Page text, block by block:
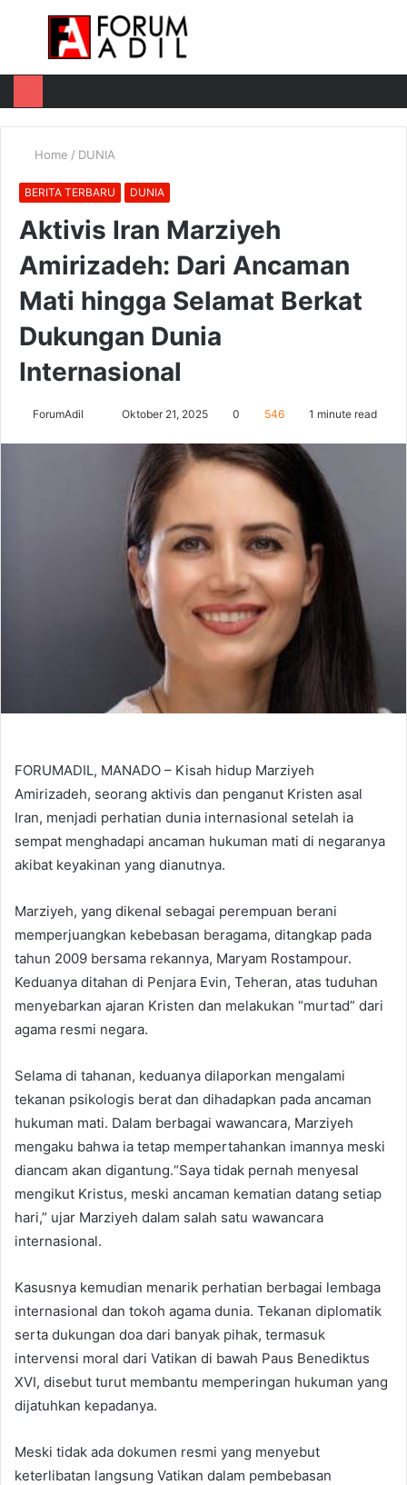
Menu
Home / DUNIA
BERITA TERBARU DUNIA
Aktivis Iran Marziyeh
Amirizadeh: Dari Ancaman
Mati hingga Selamat Berkat
Dukungan Dunia
Internasional
ForumAdil
SendOktober 21, 2025 0 546 1 minute read
FORUMADIL, MANADO – Kisah hidup Marziyeh
Amirizadeh, seorang aktivis dan penganut Kristen asal
Iran, menjadi perhatian dunia internasional setelah ia
sempat menghadapi ancaman hukuman mati di negaranya
akibat keyakinan yang dianutnya.
Marziyeh, yang dikenal sebagai perempuan berani
memperjuangkan kebebasan beragama, ditangkap pada
tahun 2009 bersama rekannya, Maryam Rostampour.
Keduanya ditahan di Penjara Evin, Teheran, atas tuduhan
menyebarkan ajaran Kristen dan melakukan “murtad” dari
agama resmi negara.
Selama di tahanan, keduanya dilaporkan mengalami
tekanan psikologis berat dan dihadapkan pada ancaman
hukuman mati. Dalam berbagai wawancara, Marziyeh
mengaku bahwa ia tetap mempertahankan imannya meski
diancam akan digantung.“Saya tidak pernah menyesal
mengikut Kristus, meski ancaman kematian datang setiap
hari,” ujar Marziyeh dalam salah satu wawancara
internasional.
Kasusnya kemudian menarik perhatian berbagai lembaga
internasional dan tokoh agama dunia. Tekanan diplomatik
serta dukungan doa dari banyak pihak, termasuk
intervensi moral dari Vatikan di bawah Paus Benediktus
XVI, disebut turut membantu memperingan hukuman yang
dijatuhkan kepadanya.
Meski tidak ada dokumen resmi yang menyebut
keterlibatan langsung Vatikan dalam pembebasan